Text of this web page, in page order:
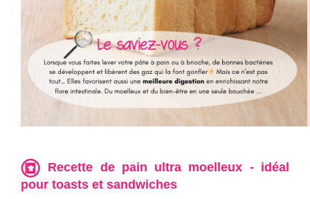
Recette de pain ultra moelleux - idéal
pour toasts et sandwiches